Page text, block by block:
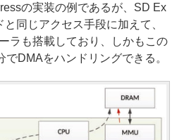
の実装の例であるが、SD Ex
同じアクセス手段に加えて、
ラも搭載しており、しかもこの
DMAをハンドリングできる。